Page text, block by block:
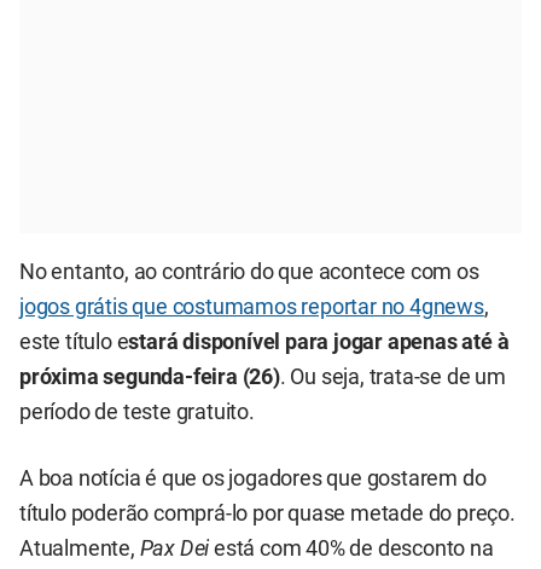
No entanto, ao contrário do que acontece com os
jogos grátis que costumamos reportar no 4gnews,
este título estará disponível para jogar apenas até à
próxima segunda-feira (26). Ou seja, trata-se de um
período de teste gratuito.
A boa notícia é que os jogadores que gostarem do
título poderão comprá-lo por quase metade do preço.
Atualmente, Pax Deiestá com 40% de desconto na